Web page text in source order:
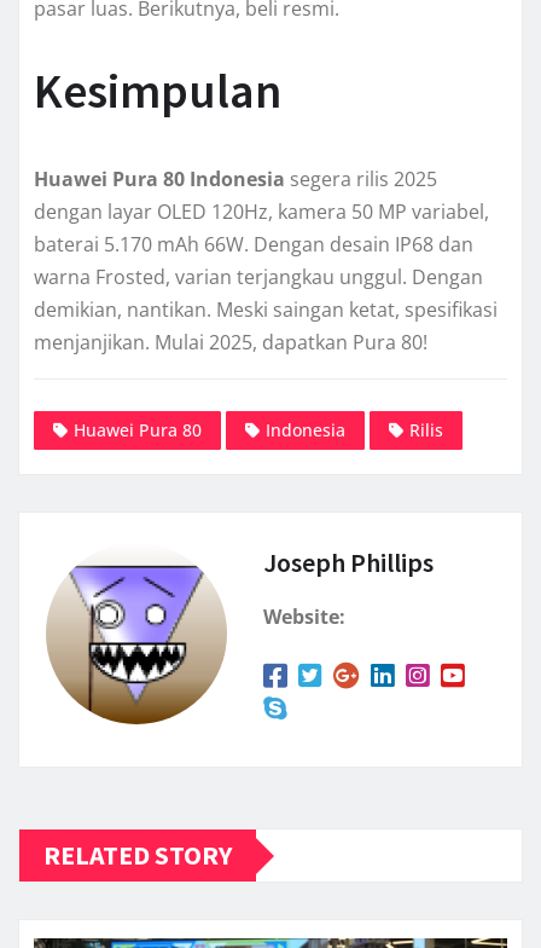
pasar luas. Berikutnya, beli resmi.
Kesimpulan
Huawei Pura 80 Indonesia segera rilis 2025
dengan layar OLED 120Hz, kamera 50 MP variabel,
baterai 5.170 mAh 66W. Dengan desain IP68 dan
warna Frosted, varian terjangkau unggul. Dengan
demikian, nantikan. Meski saingan ketat, spesifikasi
menjanjikan. Mulai 2025, dapatkan Pura 80!
Huawei Pura 80 Indonesia Rilis
Joseph Phillips
Website:
RELATED STORY